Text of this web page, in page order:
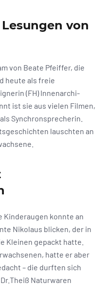
von
von Beate Pfeiffer, die
heute als freie
(FH) Innenarchi-
ist sie aus vielen Filmen,
Synchronsprecherin.
lauschten an
Kinderaugen konnte an
Nikolaus blicken, der in
Kleinen gepackt hatte.
hatte er aber
– die durften sich
Naturwaren